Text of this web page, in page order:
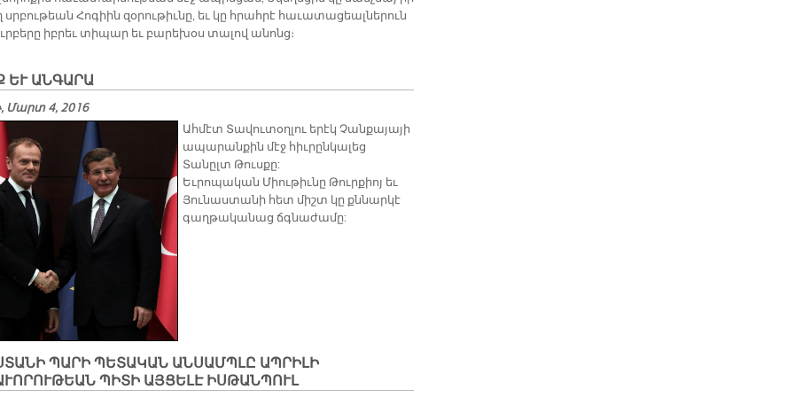
սրբու­թեան Հո­գիին զօ­րու­թիւ­նը, եւ կը հրահ­րէ հա­ւա­տա­ցեալ­նե­րուն
իբ­րեւ տի­պար եւ բա­րե­խօս տա­լով ա­նոնց։
ԵՒ ԱՆԳԱՐԱ
Մարտ 4, 2016
Ահմէտ Տավուտօղլու երէկ Չանքայայի
ապարանքին մէջ հիւրընկալեց
Տանըլտ Թուսքը:
Եւրոպական Միութիւնը Թուրքիոյ եւ
Յունաստանի հետ միշտ կը քննարկէ
գաղթականաց ճգնաժամը:
ՊԱՐԻ ՊԵՏԱԿԱՆ ԱՆՍԱՄՊԼԸ ԱՊՐԻԼԻ
ՊԻՏԻ ԱՅՑԵԼԷ ԻՍԹԱՆՊՈՒԼ